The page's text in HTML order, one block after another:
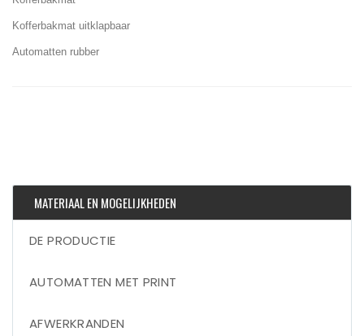
Kofferbakmat uitklapbaar
Automatten rubber
MATERIAAL EN MOGELIJKHEDEN
DE PRODUCTIE
AUTOMATTEN MET PRINT
AFWERKRANDEN